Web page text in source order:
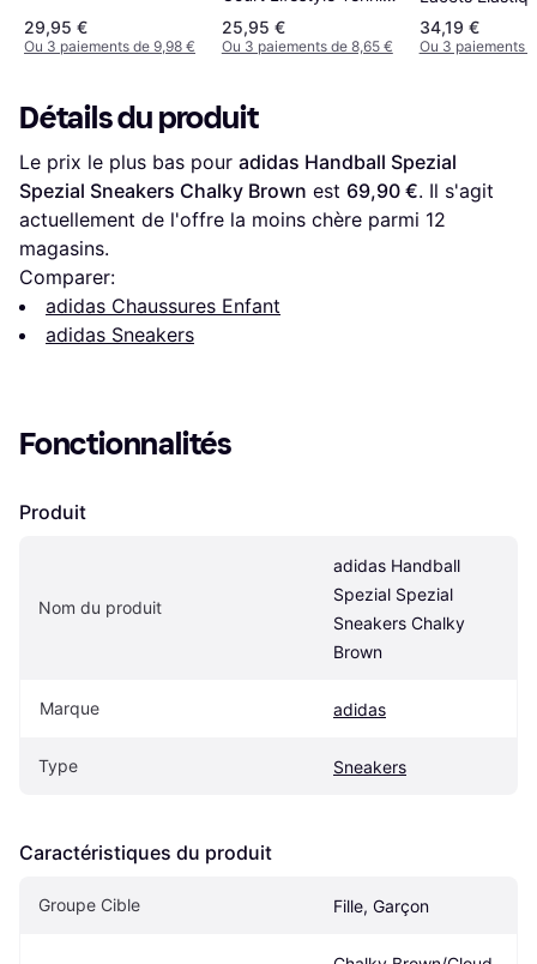
29,95 €
Ou 3 paiements de 9,98 €
- Core Black/Cloud
White/Core Black
25,95 €
Ou 3 paiements de 8,65 €
Grand Court -
White/Pulse
34,19 €
Ou 3 paiements
Détails du produit
Le prix le plus bas pour adidas Handball Spezial
Spezial Sneakers Chalky Brown est 69,90 €. Il s'agit
actuellement de l'offre la moins chère parmi 12
magasins.
Comparer:
adidas Chaussures Enfant
adidas Sneakers
Fonctionnalités
Produit
Nom du produit
adidas Handball
Spezial Spezial
Sneakers Chalky
Brown
Marque adidas
Type Sneakers
Caractéristiques du produit
Groupe Cible Fille, Garçon